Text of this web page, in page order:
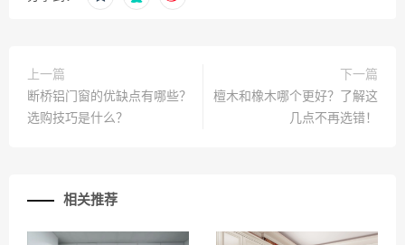
上一篇
断桥铝门窗的优缺点有哪些？
选购技巧是什么？
下一篇
檀木和橡木哪个更好？了解这
几点不再选错！
相关推荐